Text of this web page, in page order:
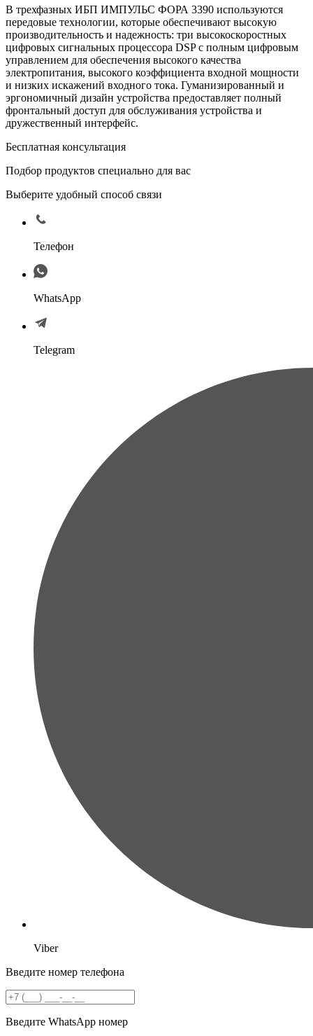
В трехфазных ИБП ИМПУЛЬС ФОРА 3390 используются
передовые технологии, которые обеспечивают высокую
произ­водительность и надежность: три высокоскоростных
цифровых сигнальных процессора DSP с полным цифровым
управлением для обеспечения высокого качества
электропитания, высокого коэффициента входной мощности
и низких искажений входного тока. Гуманизированный и
эргономичный дизайн устройства предоставляет полный
фронтальный доступ для обслуживания устройства и
дружественный интерфейс.
Бесплатная консультация
Подбор продуктов специально для вас
Выберите удобный способ связи
Телефон
WhatsApp
Telegram
Viber
Введите номер телефона
Введите WhatsApp номер